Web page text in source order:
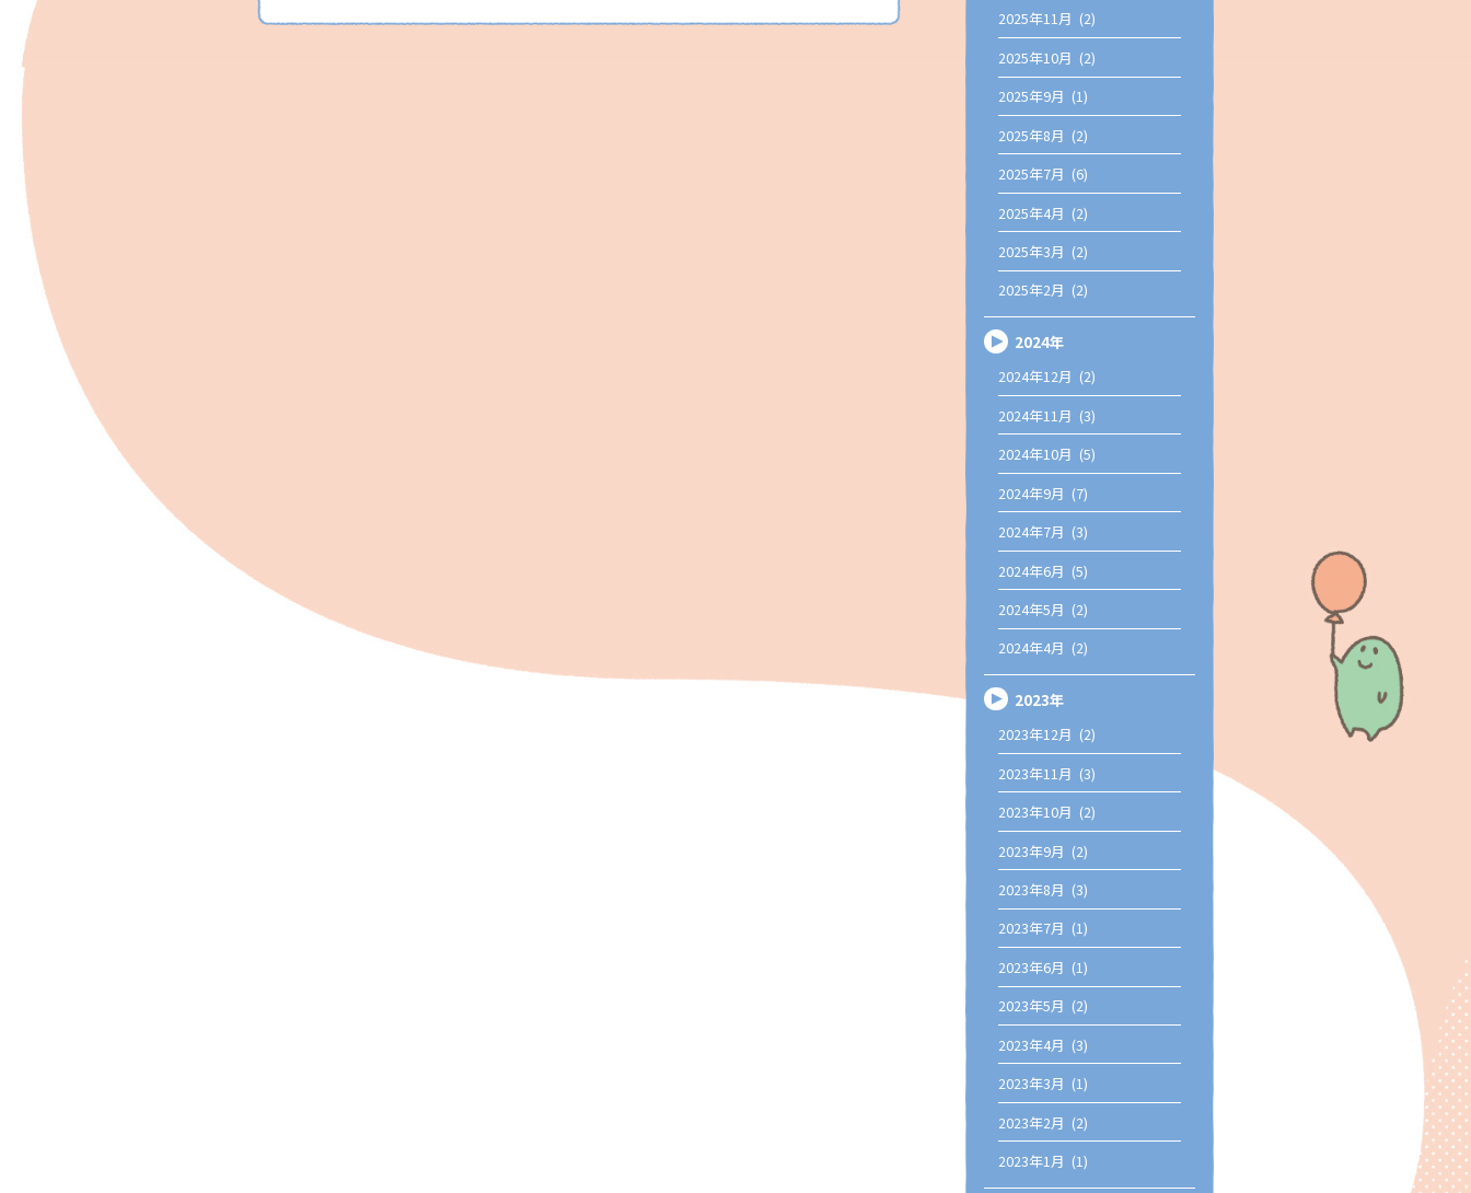
2025年11月 (2)
2025年10月 (2)
2025年9月 (1)
2025年8月 (2)
2025年7月 (6)
2025年4月 (2)
2025年3月 (2)
2025年2月 (2)
2024年
2024年12月 (2)
2024年11月 (3)
2024年10月 (5)
2024年9月 (7)
2024年7月 (3)
2024年6月 (5)
2024年5月 (2)
2024年4月 (2)
2023年
2023年12月 (2)
2023年11月 (3)
2023年10月 (2)
2023年9月 (2)
2023年8月 (3)
2023年7月 (1)
2023年6月 (1)
2023年5月 (2)
2023年4月 (3)
2023年3月 (1)
2023年2月 (2)
2023年1月 (1)